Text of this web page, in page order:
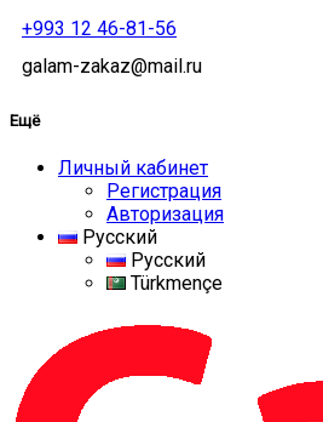
+993 12 46-81-56
galam-zakaz@mail.ru
Ещё
Личный кабинет
Регистрация
Авторизация
Русский
Русский
Türkmençe